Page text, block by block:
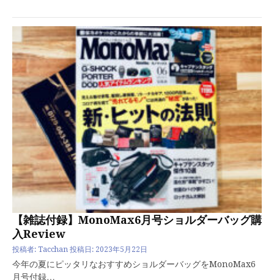
【雑誌付録】MonoMax6月号ショルダーバッグ購
入Review
投稿者: Tacchan 投稿日: 2023年5月22日
今年の夏にピッタリなおすすめショルダーバッグをMonoMax6
月号付録…